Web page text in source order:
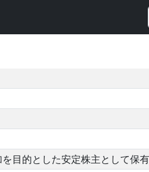
目的とした安定株主として保有